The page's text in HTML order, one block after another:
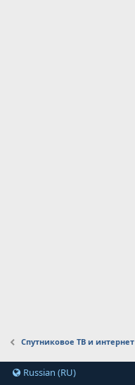
Спутниковое ТВ и интернет
Russian (RU)